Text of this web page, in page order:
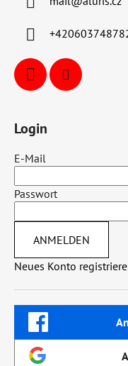
Login
E-Mail
Passwort
ANMELDEN
Neues Konto